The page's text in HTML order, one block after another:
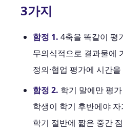
3가지
함정 1. 4축을 똑같이
무의식적으로 결과물에
정의·협업 평가에 시간
함정 2. 학기 말에만 평
학생이 학기 후반에야
학기 절반에 짧은 중간